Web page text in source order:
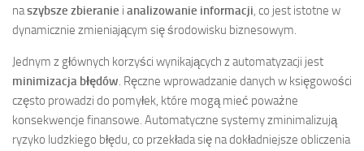
naszybsze zbieranie i analizowanie informacji, co jest istotne w
dynamicznie zmieniającym się środowisku biznesowym.
Jednym z głównych korzyści wynikających z automatyzacji jest
minimizacja błędów. Ręczne wprowadzanie danych w księgowości
często prowadzi do pomyłek, które mogą mieć poważne
konsekwencje finansowe. Automatyczne systemy zminimalizują
ryzyko ludzkiego błędu, co przekłada się na dokładniejsze obliczenia